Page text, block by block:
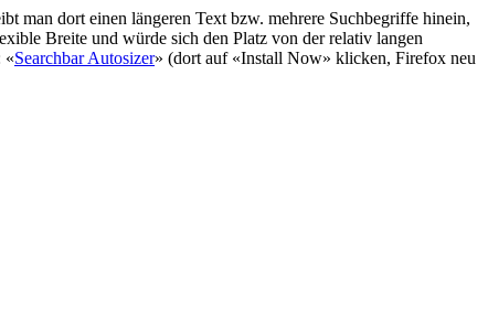
man dort einen längeren Text bzw. mehrere Suchbegriffe hinein,
Breite und würde sich den Platz von der relativ langen
«Searchbar Autosizer» (dort auf «Install Now» klicken, Firefox neu